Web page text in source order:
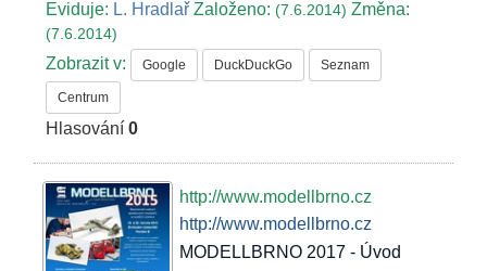
Eviduje: L. Hradlař Založeno:(7.6.2014)Změna:
(7.6.2014)
Zobrazit v: Google DuckDuckGo Seznam
Centrum
Hlasování0
http://www.modellbrno.cz
http://www.modellbrno.cz
MODELLBRNO 2017 - Úvod